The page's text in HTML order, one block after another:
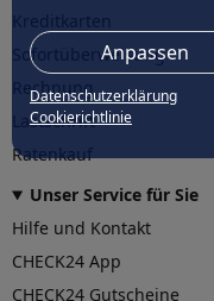
Anpassen
Datenschutzerklärung
Cookierichtlinie
Sofortüberweisung
Rechnung
Lastschrift
Ratenkauf
Unser Service für Sie
Hilfe und Kontakt
CHECK24 App
CHECK24 Gutscheine